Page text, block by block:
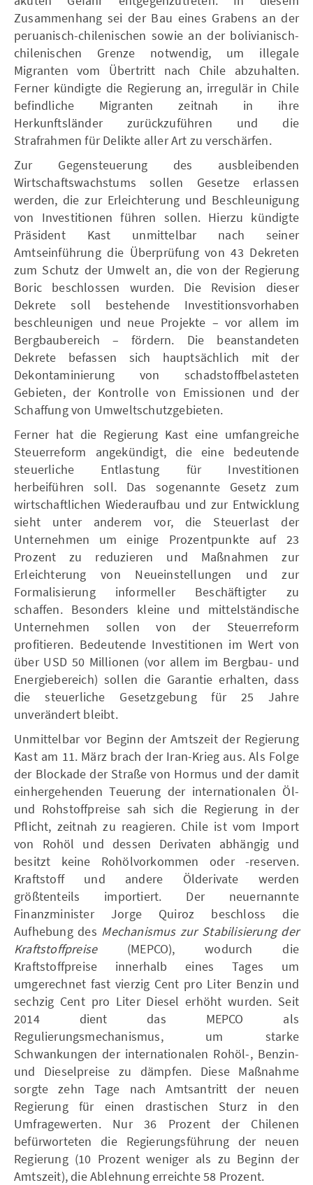
Zusammenhang sei der Bau eines Grabens an der
peruanisch-chilenischen sowie an der bolivianisch-
chilenischen Grenze notwendig, um illegale
Migranten vom Übertritt nach Chile abzuhalten.
Ferner kündigte die Regierung an, irregulär in Chile
befindliche Migranten zeitnah in ihre
Herkunftsländer zurückzuführen und die
Strafrahmen für Delikte aller Art zu verschärfen.
Zur Gegensteuerung des ausbleibenden
Wirtschaftswachstums sollen Gesetze erlassen
werden, die zur Erleichterung und Beschleunigung
von Investitionen führen sollen. Hierzu kündigte
Präsident Kast unmittelbar nach seiner
Amtseinführung die Überprüfung von 43 Dekreten
zum Schutz der Umwelt an, die von der Regierung
Boric beschlossen wurden. Die Revision dieser
Dekrete soll bestehende Investitionsvorhaben
beschleunigen und neue Projekte – vor allem im
Bergbaubereich – fördern. Die beanstandeten
Dekrete befassen sich hauptsächlich mit der
Dekontaminierung von schadstoffbelasteten
Gebieten, der Kontrolle von Emissionen und der
Schaffung von Umweltschutzgebieten.
Ferner hat die Regierung Kast eine umfangreiche
Steuerreform angekündigt, die eine bedeutende
steuerliche Entlastung für Investitionen
herbeiführen soll. Das sogenannte Gesetz zum
wirtschaftlichen Wiederaufbau und zur Entwicklung
sieht unter anderem vor, die Steuerlast der
Unternehmen um einige Prozentpunkte auf 23
Prozent zu reduzieren und Maßnahmen zur
Erleichterung von Neueinstellungen und zur
Formalisierung informeller Beschäftigter zu
schaffen. Besonders kleine und mittelständische
Unternehmen sollen von der Steuerreform
profitieren. Bedeutende Investitionen im Wert von
über USD 50 Millionen (vor allem im Bergbau- und
Energiebereich) sollen die Garantie erhalten, dass
die steuerliche Gesetzgebung für 25 Jahre
unverändert bleibt.
Unmittelbar vor Beginn der Amtszeit der Regierung
Kast am 11. März brach der Iran-Krieg aus. Als Folge
der Blockade der Straße von Hormus und der damit
einhergehenden Teuerung der internationalen Öl-
und Rohstoffpreise sah sich die Regierung in der
Pflicht, zeitnah zu reagieren. Chile ist vom Import
von Rohöl und dessen Derivaten abhängig und
besitzt keine Rohölvorkommen oder -reserven.
Kraftstoff und andere Ölderivate werden
größtenteils importiert. Der neuernannte
Finanzminister Jorge Quiroz beschloss die
Aufhebung des Mechanismus zur Stabilisierung der
Kraftstoffpreise(MEPCO), wodurch die
Kraftstoffpreise innerhalb eines Tages um
umgerechnet fast vierzig Cent pro Liter Benzin und
sechzig Cent pro Liter Diesel erhöht wurden. Seit
2014 dient das MEPCO als
Regulierungsmechanismus, um starke
Schwankungen der internationalen Rohöl-, Benzin-
und Dieselpreise zu dämpfen. Diese Maßnahme
sorgte zehn Tage nach Amtsantritt der neuen
Regierung für einen drastischen Sturz in den
Umfragewerten. Nur 36 Prozent der Chilenen
befürworteten die Regierungsführung der neuen
Regierung (10 Prozent weniger als zu Beginn der
Amtszeit), die Ablehnung erreichte 58 Prozent.